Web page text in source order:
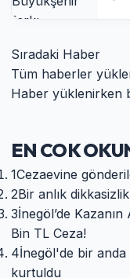
Sıradaki Haber
Tüm haberler
Haber yüklenirken
EN COK
1Cezaevine
2Bir anlık
3​İnegöl’de
Bin TL Ceza!
4İnegöl'de bir
kurtuldu